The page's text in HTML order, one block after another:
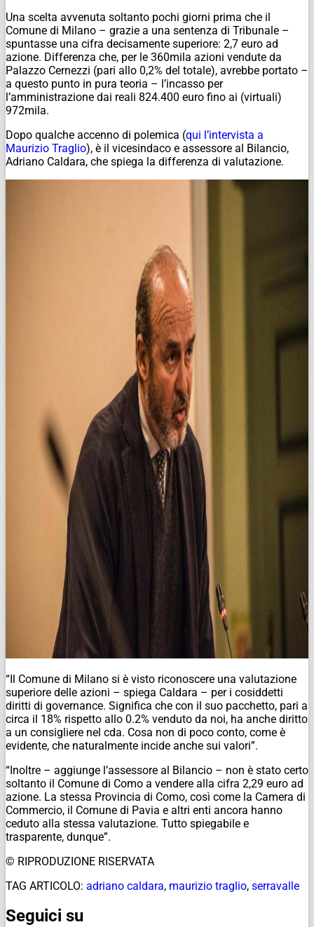
Una scelta avvenuta soltanto pochi giorni prima che il
Comune di Milano – grazie a una sentenza di Tribunale –
spuntasse una cifra decisamente superiore: 2,7 euro ad
azione. Differenza che, per le 360mila azioni vendute da
Palazzo Cernezzi (pari allo 0,2% del totale), avrebbe portato –
a questo punto in pura teoria – l’incasso per
l’amministrazione dai reali 824.400 euro fino ai (virtuali)
972mila.
Dopo qualche accenno di polemica (qui l’intervista a
Maurizio Traglio), è il vicesindaco e assessore al Bilancio,
Adriano Caldara, che spiega la differenza di valutazione.
“Il Comune di Milano si è visto riconoscere una valutazione
superiore delle azioni – spiega Caldara – per i cosiddetti
diritti di governance. Significa che con il suo pacchetto, pari a
circa il 18% rispetto allo 0.2% venduto da noi, ha anche diritto
a un consigliere nel cda. Cosa non di poco conto, come è
evidente, che naturalmente incide anche sui valori”.
“Inoltre – aggiunge l’assessore al Bilancio – non è stato certo
soltanto il Comune di Como a vendere alla cifra 2,29 euro ad
azione. La stessa Provincia di Como, così come la Camera di
Commercio, il Comune di Pavia e altri enti ancora hanno
ceduto alla stessa valutazione. Tutto spiegabile e
trasparente, dunque”.
© RIPRODUZIONE RISERVATA
TAG ARTICOLO: adriano caldara, maurizio traglio, serravalle
Seguici su